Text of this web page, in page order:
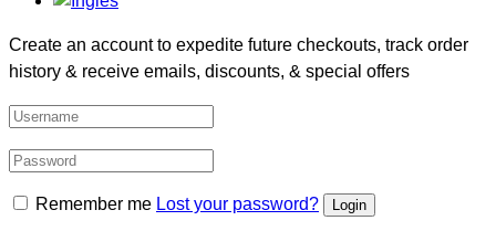
Create an account to expedite future checkouts, track order
history & receive emails, discounts, & special offers
Remember me Lost your password?